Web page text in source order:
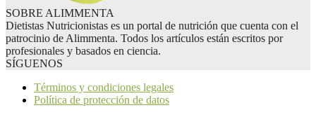
SOBRE ALIMMENTA
Dietistas Nutricionistas es un portal de nutrición que cuenta con el
patrocinio de Alimmenta. Todos los artículos están escritos por
profesionales y basados en ciencia.
SÍGUENOS
Términos y condiciones legales
Política de protección de datos